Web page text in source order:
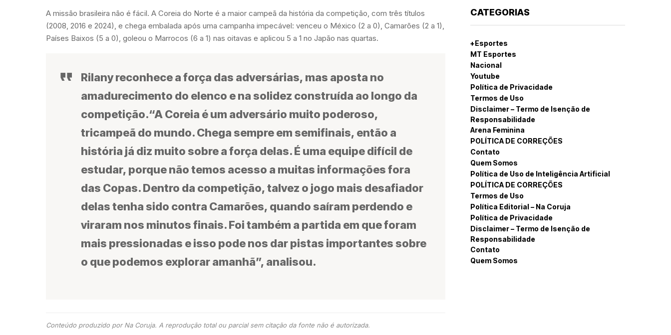
A missão brasileira não é fácil. A Coreia do Norte é a maior campeã da história da competição, com três títulos
(2008, 2016 e 2024), e chega embalada após uma campanha impecável: venceu o México (2 a 0), Camarões (2 a 1),
Países Baixos (5 a 0), goleou o Marrocos (6 a 1) nas oitavas e aplicou 5 a 1 no Japão nas quartas.
Rilany reconhece a força das adversárias, mas aposta no
amadurecimento do elenco e na solidez construída ao longo da
competição.“A Coreia é um adversário muito poderoso,
tricampeã do mundo. Chega sempre em semifinais, então a
história já diz muito sobre a força delas. É uma equipe difícil de
estudar, porque não temos acesso a muitas informações fora
das Copas. Dentro da competição, talvez o jogo mais desafiador
delas tenha sido contra Camarões, quando saíram perdendo e
viraram nos minutos finais. Foi também a partida em que foram
mais pressionadas e isso pode nos dar pistas importantes sobre
o que podemos explorar amanhã”, analisou.
Conteúdo produzido por Na Coruja. A reprodução total ou parcial sem citação da fonte não é autorizada.
CATEGORIAS
+Esportes
MT Esportes
Nacional
Youtube
Política de Privacidade
Termos de Uso
Disclaimer – Termo de Isenção de
Responsabilidade
Arena Feminina
POLÍTICA DE CORREÇÕES
Contato
Quem Somos
Política de Uso de Inteligência Artificial
POLÍTICA DE CORREÇÕES
Termos de Uso
Política Editorial – Na Coruja
Política de Privacidade
Disclaimer – Termo de Isenção de
Responsabilidade
Contato
Quem Somos